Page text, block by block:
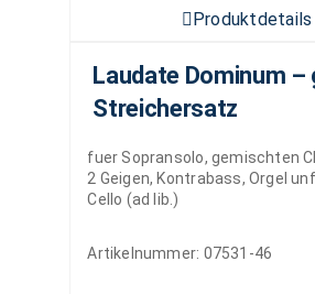
Produktdetails
Laudate Dominum –
Streichersatz
fuer Sopransolo, gemischten
2 Geigen, Kontrabass, Orgel
Cello (ad lib.)
Artikelnummer: 07531-46